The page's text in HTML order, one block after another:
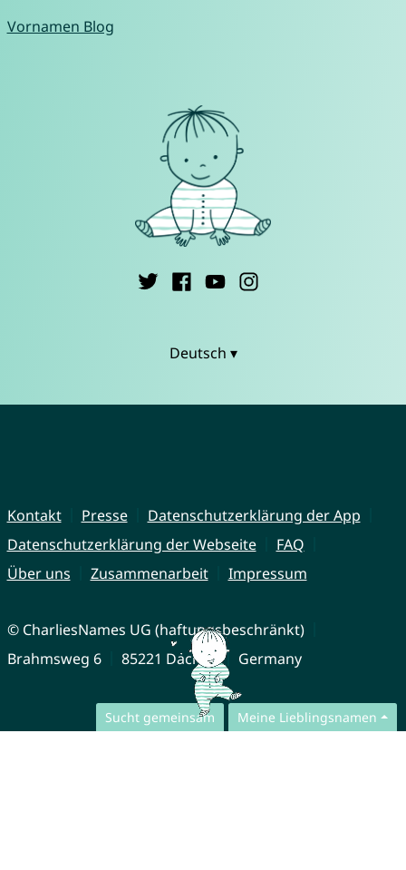
Sucht gemeinsam Meine Lieblingsnamen
Vornamen Blog
Deutsch ▾
Kontakt Presse
Datenschutzerklärung der App
Datenschutzerklärung der Webseite
FAQ
Über uns
Zusammenarbeit Impressum
© CharliesNames UG (haftungsbeschränkt)
Brahmsweg 6
85221 Dachau Germany